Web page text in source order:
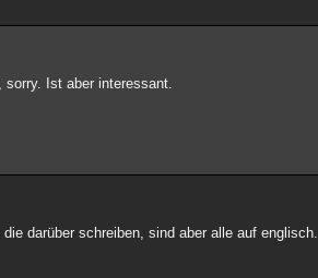
sorry. Ist aber interessant.
darüber schreiben, sind aber alle auf englisch.